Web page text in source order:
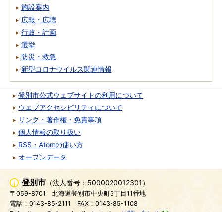
施設案内
広報・広聴
行政・計画
選挙
防災・救急
新型コロナウイルス関連情報
登別市公式ウェブサイトの利用について
ウェブアクセシビリティについて
リンク・著作権・免責事項
個人情報の取り扱い
RSS・Atomの使い方
オープンデータ
登別市 （法人番号：5000020012301）
〒059-8701
北海道登別市中央町6丁目11番地
電話：0143-85-2111
FAX：0143-85-1108